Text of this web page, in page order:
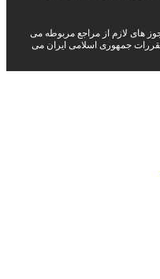
های لازم از مراجع مربوطه می
مقررات جمهوری اسلامی ایران می